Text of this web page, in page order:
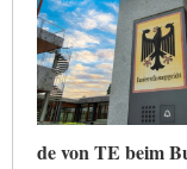
de von TE beim